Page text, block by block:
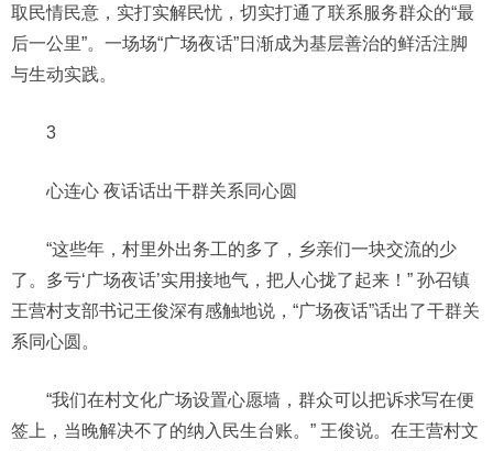
取民情民意，实打实解民忧，切实打通了联系服务群众的“最
后一公里”。一场场“广场夜话”日渐成为基层善治的鲜活注脚
与生动实践。
3
心连心 夜话话出干群关系同心圆
“这些年，村里外出务工的多了，乡亲们一块交流的少
了。多亏‘广场夜话’实用接地气，把人心拢了起来！” 孙召镇
王营村支部书记王俊深有感触地说，“广场夜话”话出了干群关
系同心圆。
“我们在村文化广场设置心愿墙，群众可以把诉求写在便
签上，当晚解决不了的纳入民生台账。” 王俊说。在王营村文